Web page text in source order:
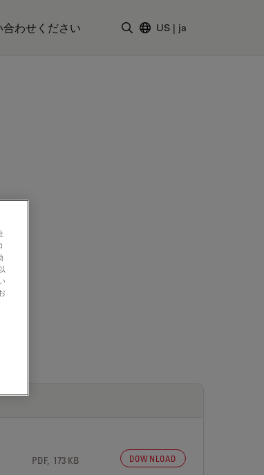
わせください US | ja
PDF, 173 KB DOWNLOAD